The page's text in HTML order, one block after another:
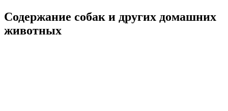
Содержание собак и других домашних
животных